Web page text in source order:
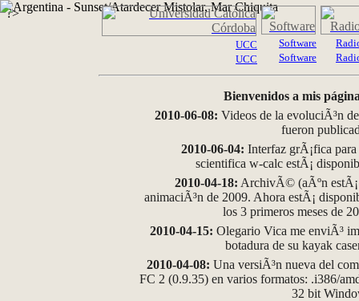
?>
UCC
UCC
Software
Software
Bienvenidos a mis
2010-06-08: Videos de la evoluciÃ³n
fueron
2010-06-04: Interfaz grÃ¡fica
scientifica w-calc estÃ¡
2010-04-18: ArchivÃ© (aÃºn
animaciÃ³n de 2009. Ahora estÃ¡
los 3 primeros meses de
2010-04-15: Olegario Vica me enviÃ³
botadura de su kayak
2010-04-08: Una versiÃ³n nueva del
FC 2 (0.9.35) en varios formatos: .i386/
32 bit